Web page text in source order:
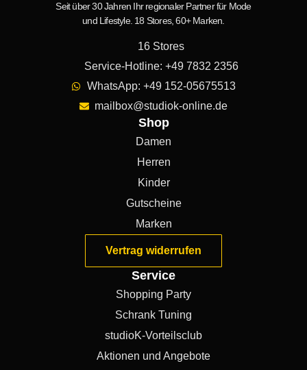
Seit über 30 Jahren Ihr regionaler Partner für Mode
und Lifestyle. 18 Stores, 60+ Marken.
16 Stores
Service-Hotline: +49 7832 2356
WhatsApp: +49 152-05675513
mailbox@studiok-online.de
Shop
Damen
Herren
Kinder
Gutscheine
Marken
Vertrag widerrufen
Service
Shopping Party
Schrank Tuning
studioK-Vorteilsclub
Aktionen und Angebote